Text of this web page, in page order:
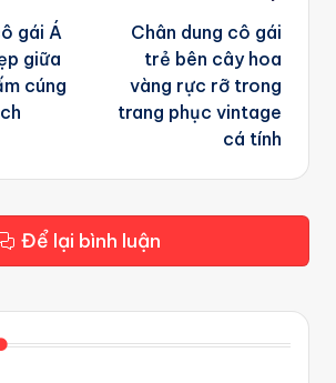
gái Á
giữa
cúng
Chân dung cô gái
trẻ bên cây hoa
vàng rực rỡ trong
trang phục vintage
cá tính
Để lại bình luận